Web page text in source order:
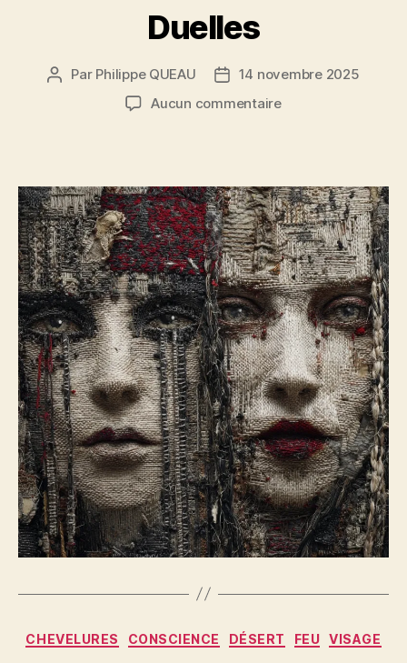
Duelles
Auteur
Par Philippe QUEAU
Date14 novembre 2025
Aucun commentairesur
Catégories
CHEVELURES CONSCIENCE DÉSERT FEU VISAGE